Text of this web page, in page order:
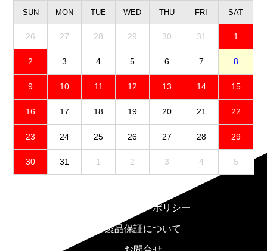
SUN MON TUE WED THU FRI SAT
26 27 28 29 30 31 1
2 3 4 5 6 7 8
9 10 11 12 13 14 15
16 17 18 19 20 21 22
23 24 25 26 27 28 29
30 31 1 2 3 4 5
プライバシーポリシー
製品保証について